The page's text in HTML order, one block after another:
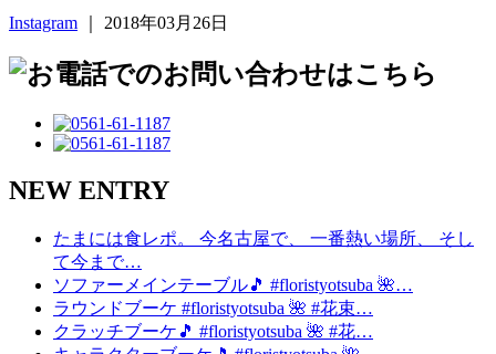
Instagram ｜ 2018年03月26日
NEW ENTRY
たまには食レポ。 今名古屋で、 一番熱い場所、 そし
て今まで…
ソファーメインテーブル🎵 #floristyotsuba 🌺…
ラウンドブーケ #floristyotsuba 🌺 #花束…
クラッチブーケ🎵 #floristyotsuba 🌺 #花…